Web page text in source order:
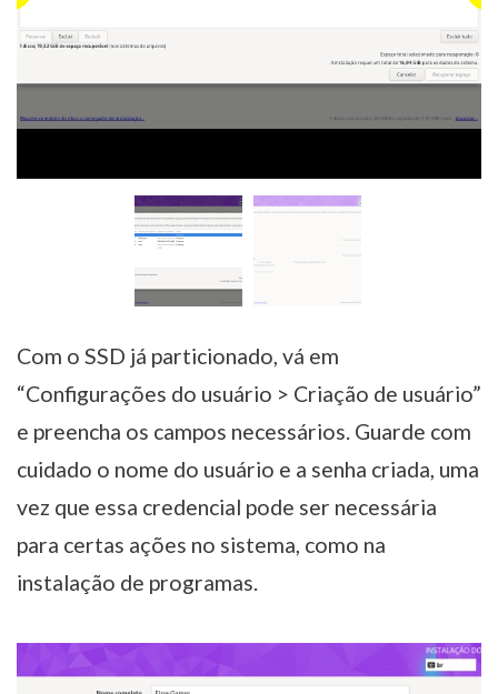
Com o SSD já particionado, vá em
“Configurações do usuário > Criação de usuário”
e preencha os campos necessários. Guarde com
cuidado o nome do usuário e a senha criada, uma
vez que essa credencial pode ser necessária
para certas ações no sistema, como na
instalação de programas.